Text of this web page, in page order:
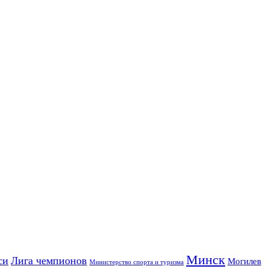
Лига чемпионов Министерство спорта и туризма Минск Могилев